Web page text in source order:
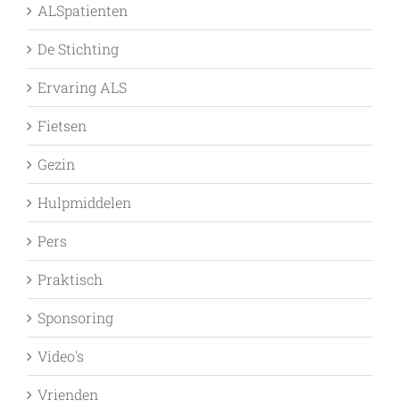
ALSpatienten
De Stichting
Ervaring ALS
Fietsen
Gezin
Hulpmiddelen
Pers
Praktisch
Sponsoring
Video's
Vrienden